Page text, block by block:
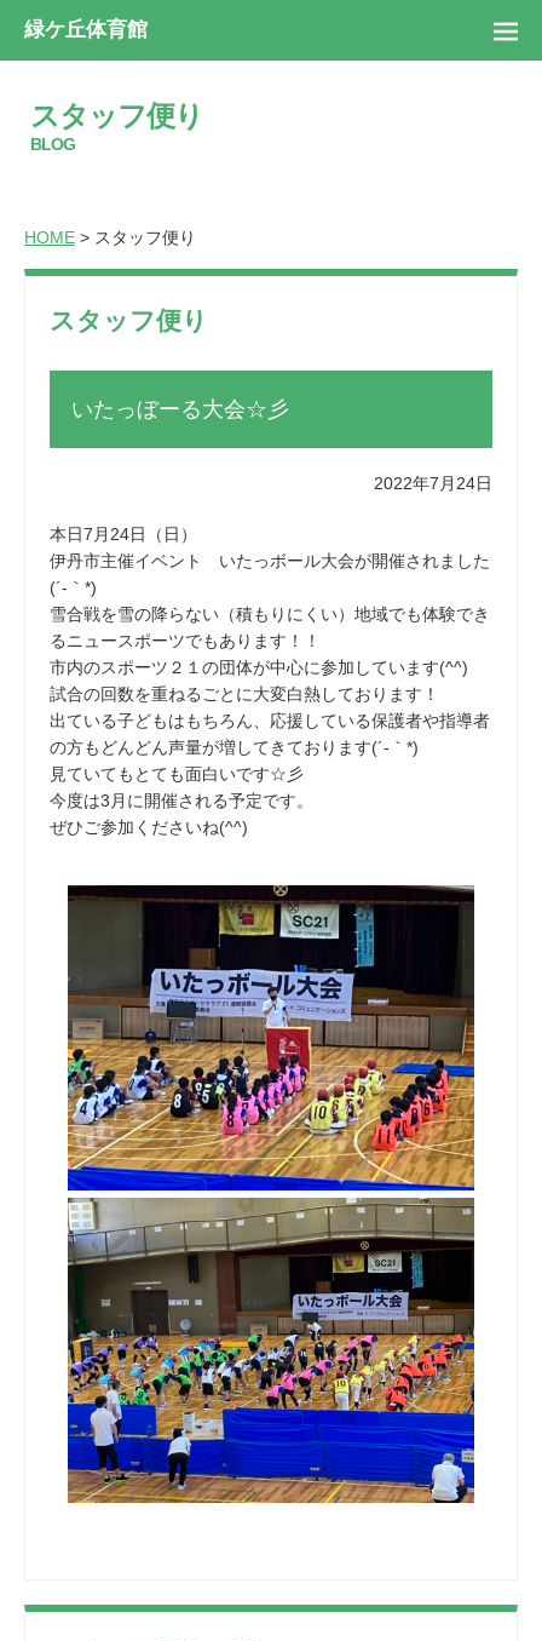
緑ケ丘体育館
スタッフ便り
BLOG
HOME > スタッフ便り
スタッフ便り
いたっぼーる大会☆彡
2022年7月24日
本日7月24日（日）
伊丹市主催イベント いたっボール大会が開催されました
(´-｀*)
雪合戦を雪の降らない（積もりにくい）地域でも体験でき
るニュースポーツでもあります！！
市内のスポーツ２１の団体が中心に参加しています(^^)
試合の回数を重ねるごとに大変白熱しております！
出ている子どもはもちろん、応援している保護者や指導者
の方もどんどん声量が増してきております(´-｀*)
見ていてもとても面白いです☆彡
今度は3月に開催される予定です。
ぜひご参加くださいね(^^)